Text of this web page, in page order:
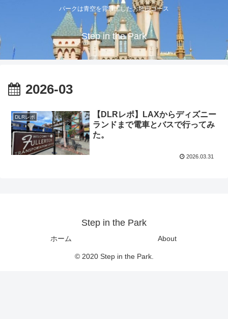
パークは青空を背景にしたお散歩コース
Step in the Park
2026-03
DLRレポ
【DLRレポ】LAXからディズニー
ランドまで電車とバスで行ってみ
た。
2026.03.31
Step in the Park
ホーム About
© 2020 Step in the Park.